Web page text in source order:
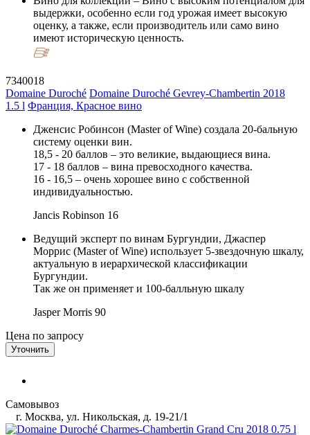
выдержки, особенно если год урожая имеет высокую
оценку, а также, если производитель или само вино
имеют историческую ценность.
7340018
Domaine Duroché Domaine Duroché Gevrey-Chambertin 2018
1.5 l Франция, Красное вино
Дженсис Робинсон (Master of Wine) создала 20-бальную
систему оценки вин.
18,5 - 20 баллов – это великие, выдающиеся вина.
17 - 18 баллов – вина превосходного качества.
16 - 16,5 – очень хорошее вино с собственной
индивидуальностью.
Jancis Robinson 16
Ведущий эксперт по винам Бургундии, Джаспер
Моррис (Master of Wine) использует 5-звездочную шкалу,
актуальную в иерархической классификации
Бургундии.
Так же он применяет и 100-балльную шкалу
Jasper Morris 90
Цена по запросу
Уточнить
Самовывоз
г. Москва, ул. Никольская, д. 19-21/1